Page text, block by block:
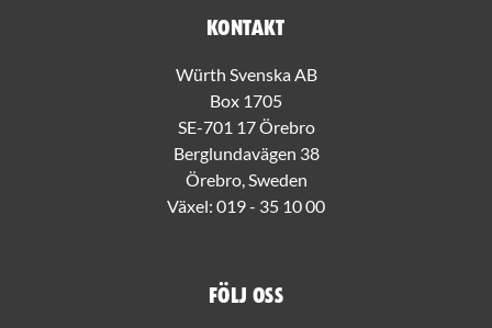
Kontakt
Würth Svenska AB
Box 1705
SE-701 17 Örebro
Berglundavägen 38
Örebro, Sweden
Växel: 019 - 35 10 00
Följ oss